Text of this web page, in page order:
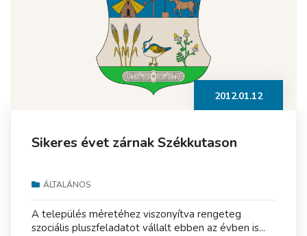
2012.01.12
Sikeres évet zárnak Székkutason
ÁLTALÁNOS
A település méretéhez viszonyítva rengeteg
szociális pluszfeladatot vállalt ebben az évben is...